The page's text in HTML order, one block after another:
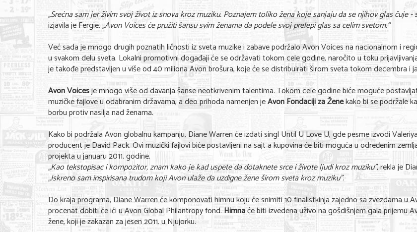
„Srećna sam jer živim svoj život iz snova kroz muziku. Poznajem toliko žena koje sanjaju da se njihov glas čuje -
izjavila je Fergie.„Avon Voices će pružiti šansu svim ženama da podele svoj prelepi glas sa celim svetom.“
Već sada je mnogo drugih poznatih ličnosti iz sveta muzike i zabave podržalo Avon Voices na nacionalnom i
u svakom delu sveta. Lokalni promotivni događaji će se održavati tokom cele godine, naročito u toku
je takođe predstavljen u više od 40 miliona Avon brošura, koje će se distribuirati širom sveta tokom decembra i
Avon Voicesje mnogo više od davanja šanse neotkrivenim talentima. Tokom cele godine biće moguće
muzičke fajlove u odabranim državama, a deo prihoda namenjen jeAvon Fondaciji za Ženekako bi se podržale
borbu protiv nasilja nad ženama.
Kako bi podržala Avon globalnu kampanju, Diane Warren će izdati singl Until U Love U, gde pesme izvodi
producent je David Pack. Ovi muzički fajlovi biće postavljeni na sajt a kupovina će biti moguća u određenim
projekta u januaru 2011. godine.
„Kao tekstopisac i kompozitor, znam kako je kad uspete da dotaknete srce i živote ljudi kroz muziku”,rekla je
„Iskreno sam inspirisana trudom koji Avon ulaže da uzdigne žene širom sveta kroz muziku”.
Do kraja programa, Diane Warren će komponovati himnu koju će snimiti 10 finalistkinja zajedno sa zvezdama u
procenat dobiti će ići u Avon Global Philantropy fond. Himnaće biti izvedena uživo na gošdišnjem gala prijemu
žene, koji je zakazan za jesen 2011. u Njujorku.